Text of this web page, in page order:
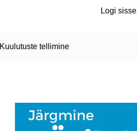
Logi sisse
Kuulutuste tellimine